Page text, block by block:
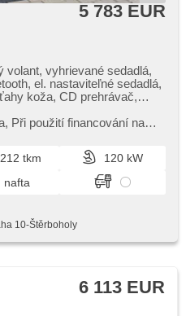
5 783 EUR
volant, vyhrievané sedadlá,
el. nastaviteľné sedadlá,
koža, CD prehrávač,
el. zrkadlá,
sklo, pohon 4 x 4, centrál
(ESP), hmlové svetlá,
systém kolies
spolujazdca, imobilizér, 6x
Při použití financování na
212 tkm
120 kW
nafta
10-Štěrboholy
6 113 EUR